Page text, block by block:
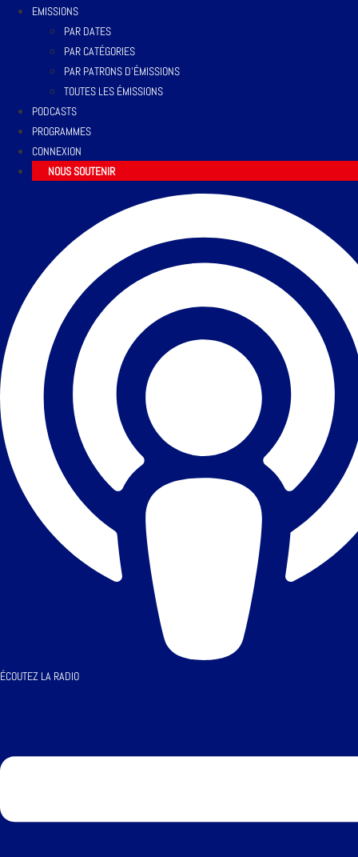
EMISSIONS
PAR DATES
PAR CATÉGORIES
PAR PATRONS D’ÉMISSIONS
TOUTES LES ÉMISSIONS
PODCASTS
PROGRAMMES
CONNEXION
NOUS SOUTENIR
ÉCOUTEZ LA RADIO